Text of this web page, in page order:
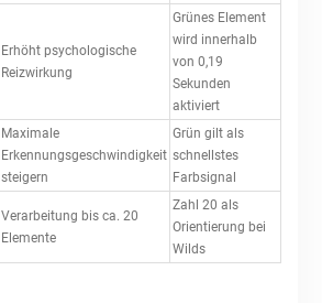
Erhöht psychologische
Reizwirkung
Grünes Element
wird innerhalb
von 0,19
Sekunden
aktiviert
Maximale
Erkennungsgeschwindigkeit
steigern
Grün gilt als
schnellstes
Farbsignal
Verarbeitung bis ca. 20
Elemente
Zahl 20 als
Orientierung bei
Wilds